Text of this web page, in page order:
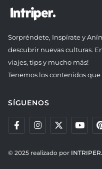
Sorpréndete, Inspírate y
descubrir nuevas culturas.
viajes, tips y mucho más!
Tenemos los contenidos
SÍGUENOS
© 2025 realizado por INTRIPER.